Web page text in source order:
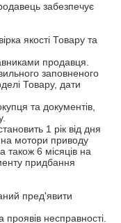
продавця.
Товару, дати
та документів,
мотори приводу
також 6 місяців на
придбання